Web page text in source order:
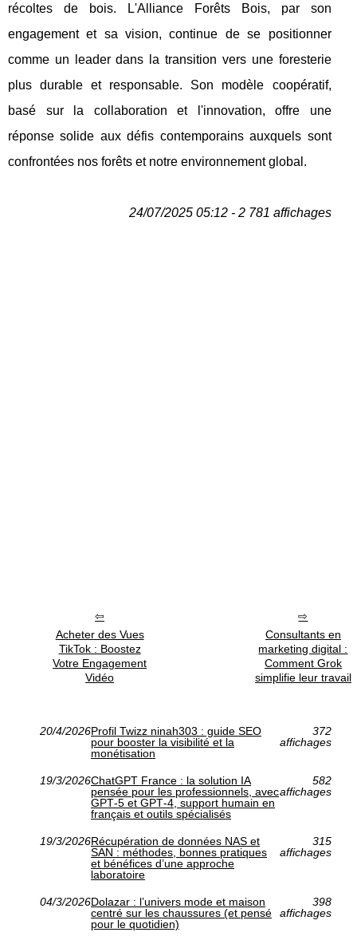
récoltes de bois. L'Alliance Forêts Bois, par son
engagement et sa vision, continue de se positionner
comme un leader dans la transition vers une foresterie
plus durable et responsable. Son modèle coopératif,
basé sur la collaboration et l'innovation, offre une
réponse solide aux défis contemporains auxquels sont
confrontées nos forêts et notre environnement global.
24/07/2025 05:12 - 2 781 affichages
Acheter des Vues
TikTok : Boostez
Votre Engagement
Vidéo
Consultants en
marketing digital :
Comment Grok
simplifie leur travail
20/4/2026Profil Twizz ninah303 : guide SEO
pour booster la visibilité et la
monétisation
372
affichages
19/3/2026ChatGPT France : la solution IA
pensée pour les professionnels, avec
GPT‑5 et GPT‑4, support humain en
français et outils spécialisés
582
affichages
19/3/2026Récupération de données NAS et
SAN : méthodes, bonnes pratiques
et bénéfices d’une approche
laboratoire
315
affichages
04/3/2026Dolazar : l’univers mode et maison
centré sur les chaussures (et pensé
pour le quotidien)
398
affichages